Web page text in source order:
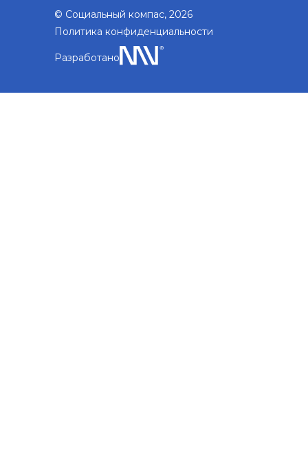
© Социальный компас, 2026
Политика конфиденциальности
Разработано